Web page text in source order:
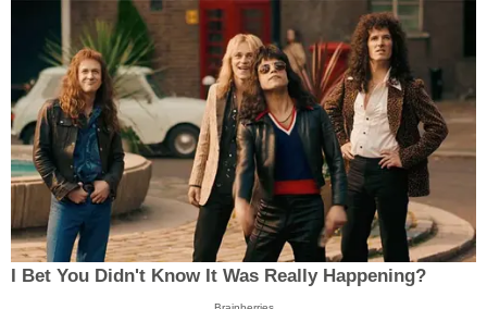
I Bet You Didn't Know It Was Really Happening?